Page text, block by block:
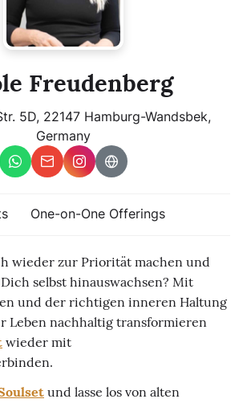
events
Freudenberg
5D, 22147 Hamburg-Wandsbek,
Germany
One-on-One Offerings
wieder zur Priorität machen und
selbst hinauswachsen? Mit
und der richtigen inneren Haltung
Leben nachhaltig transformieren
wieder mit
und lasse los von alten